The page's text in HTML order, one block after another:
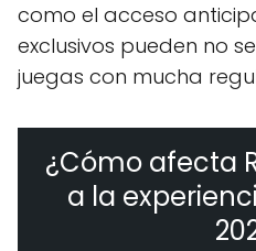
como el acceso
exclusivos pueden no
juegas con mucha
¿Cómo afecta
a la